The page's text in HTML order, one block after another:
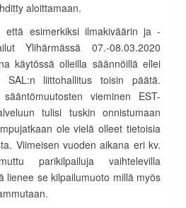
aloittamaan.
että esimerkiksi ilmakiväärin ja -
Ylihärmässä 07.-08.03.2020
käytössä olleilla säännöillä ellei
SAL:n liittohallitus toisin päätä.
vieminen EST-
tulisi tuskin onnistumaan
ole vielä olleet tietoisia
Viimeisen vuoden aikana eri kv.
parikilpailuja vaihtelevilla
lienee se kilpailumuoto millä myös